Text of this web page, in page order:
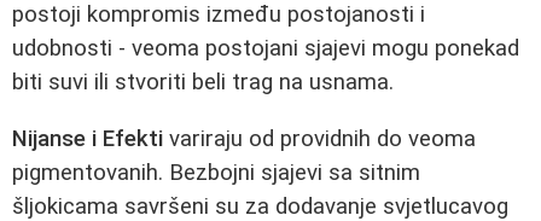
postoji kompromis između postojanosti i
udobnosti - veoma postojani sjajevi mogu ponekad
biti suvi ili stvoriti beli trag na usnama.
Nijanse i Efekti variraju od providnih do veoma
pigmentovanih. Bezbojni sjajevi sa sitnim
šljokicama savršeni su za dodavanje svjetlucavog